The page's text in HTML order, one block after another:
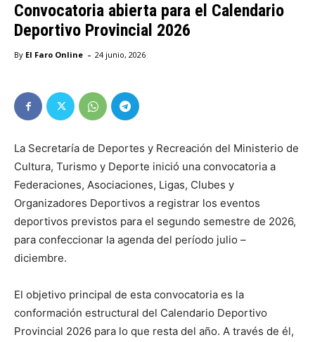
Convocatoria abierta para el Calendario
Deportivo Provincial 2026
By El Faro Online - 24 junio, 2026
La Secretaría de Deportes y Recreación del Ministerio de
Cultura, Turismo y Deporte inició una convocatoria a
Federaciones, Asociaciones, Ligas, Clubes y
Organizadores Deportivos a registrar los eventos
deportivos previstos para el segundo semestre de 2026,
para confeccionar la agenda del período julio –
diciembre.
El objetivo principal de esta convocatoria es la
conformación estructural del Calendario Deportivo
Provincial 2026 para lo que resta del año. A través de él,